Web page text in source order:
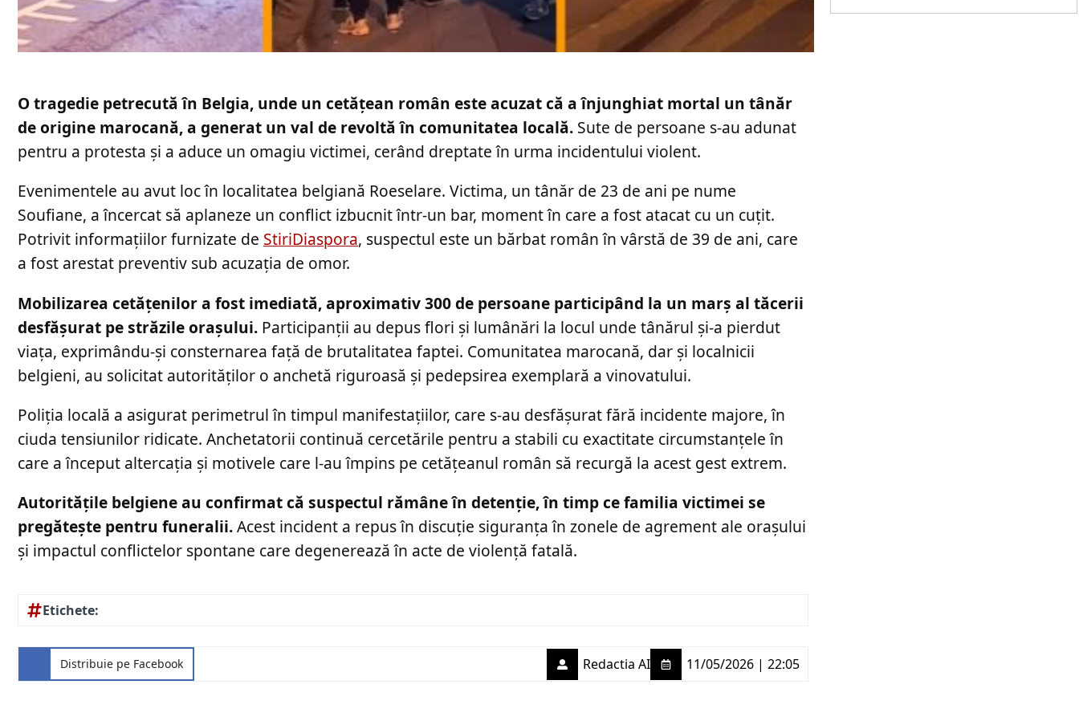
O tragedie petrecută în Belgia, unde un cetățean român este acuzat că a înjunghiat mortal un tânăr
de origine marocană, a generat un val de revoltă în comunitatea locală. Sute de persoane s-au adunat
pentru a protesta și a aduce un omagiu victimei, cerând dreptate în urma incidentului violent.
Evenimentele au avut loc în localitatea belgiană Roeselare. Victima, un tânăr de 23 de ani pe nume
Soufiane, a încercat să aplaneze un conflict izbucnit într-un bar, moment în care a fost atacat cu un cuțit.
Potrivit informațiilor furnizate de StiriDiaspora, suspectul este un bărbat român în vârstă de 39 de ani, care
a fost arestat preventiv sub acuzația de omor.
Mobilizarea cetățenilor a fost imediată, aproximativ 300 de persoane participând la un marș al tăcerii
desfășurat pe străzile orașului. Participanții au depus flori și lumânări la locul unde tânărul și-a pierdut
viața, exprimându-și consternarea față de brutalitatea faptei. Comunitatea marocană, dar și localnicii
belgieni, au solicitat autorităților o anchetă riguroasă și pedepsirea exemplară a vinovatului.
Poliția locală a asigurat perimetrul în timpul manifestațiilor, care s-au desfășurat fără incidente majore, în
ciuda tensiunilor ridicate. Anchetatorii continuă cercetările pentru a stabili cu exactitate circumstanțele în
care a început altercația și motivele care l-au împins pe cetățeanul român să recurgă la acest gest extrem.
Autoritățile belgiene au confirmat că suspectul rămâne în detenție, în timp ce familia victimei se
pregătește pentru funeralii.Acest incident a repus în discuție siguranța în zonele de agrement ale orașului
și impactul conflictelor spontane care degenerează în acte de violență fatală.
Etichete:
Distribuie pe Facebook Redactia AI 11/05/2026 | 22:05